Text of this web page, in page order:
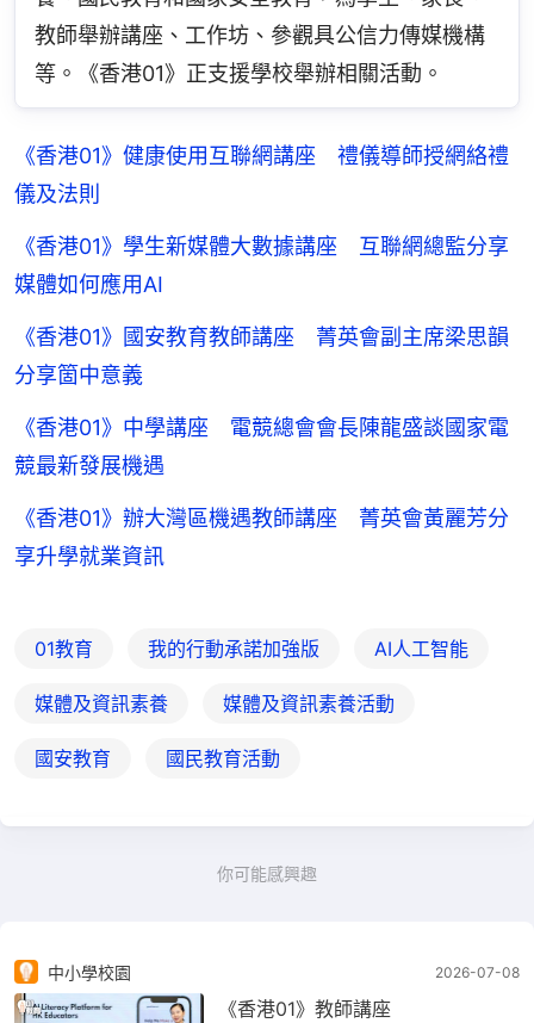
教師舉辦講座、工作坊、參觀具公信力傳媒機構
等。《香港01》正支援學校舉辦相關活動。
《香港01》健康使用互聯網講座 禮儀導師授網絡禮
儀及法則
《香港01》學生新媒體大數據講座 互聯網總監分享
媒體如何應用AI
《香港01》國安教育教師講座 菁英會副主席梁思韻
分享箇中意義
《香港01》中學講座 電競總會會長陳龍盛談國家電
競最新發展機遇
《香港01》辦大灣區機遇教師講座 菁英會黃麗芳分
享升學就業資訊
01教育 我的行動承諾加強版 AI人工智能
媒體及資訊素養 媒體及資訊素養活動
國安教育 國民教育活動
你可能感興趣
中小學校園 2026-07-08
《香港01》教師講座